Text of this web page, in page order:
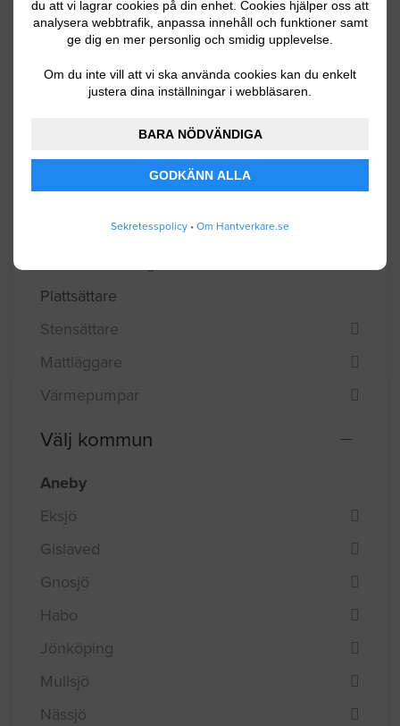
du att vi lagrar cookies på din enhet. Cookies hjälper oss att
analysera webbtrafik, anpassa innehåll och funktioner samt
ge dig en mer personlig och smidig upplevelse.
Om du inte vill att vi ska använda cookies kan du enkelt
justera dina inställningar i webbläsaren.
BARA NÖDVÄNDIGA
GODKÄNN ALLA
Sekretesspolicy • Om Hantverkare.se
Murare
Snickare
Plåtslagare
Glasmästare
Besiktningsmän
Plattsättare
Stensättare
Mattläggare
Värmepumpar
Välj kommun
Aneby
Eksjö
Gislaved
Gnosjö
Habo
Jönköping
Mullsjö
Nässjö